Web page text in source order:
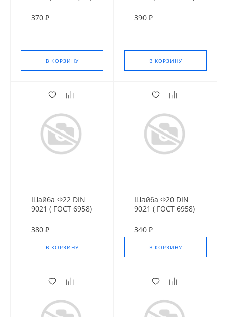
370 ₽
В КОРЗИНУ
390 ₽
В КОРЗИНУ
Шайба Ф22 DIN
9021 ( ГОСТ 6958)
380 ₽
В КОРЗИНУ
Шайба Ф20 DIN
9021 ( ГОСТ 6958)
340 ₽
В КОРЗИНУ